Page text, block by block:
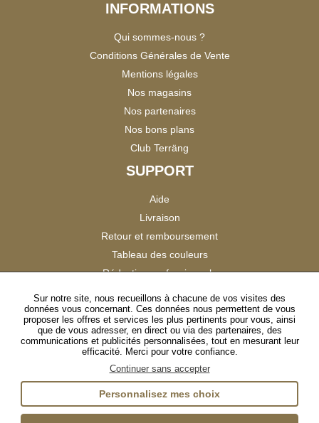
INFORMATIONS
Qui sommes-nous ?
Conditions Générales de Vente
Mentions légales
Nos magasins
Nos partenaires
Nos bons plans
Club Terräng
SUPPORT
Aide
Livraison
Retour et remboursement
Tableau des couleurs
Réduction professionnels
Satisfaction Clients
SUIVEZ-NOUS
InstagramTikTokFacebookYouTubeLinkedIn
Sur notre site, nous recueillons à chacune de vos visites des
données vous concernant. Ces données nous permettent de vous
proposer les offres et services les plus pertinents pour vous, ainsi
que de vous adresser, en direct ou via des partenaires, des
communications et publicités personnalisées, tout en mesurant leur
efficacité. Merci pour votre confiance.
Continuer sans accepter
Personnalisez mes choix